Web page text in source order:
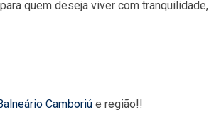
quem deseja viver com tranquilidade,
Camboriú e região!!